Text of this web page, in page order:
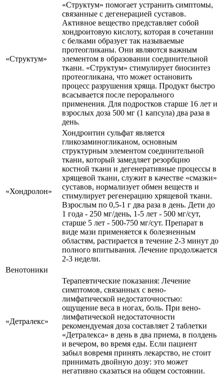
«Структум»
«Структум» помогает устранить симптомы,
связанные с дегенерацией суставов.
Активное вещество представляет собой
хондроитовую кислоту, которая в сочетании
с белками образует так называемые
протеогликаны. Они являются важным
элементом в образовании соединительной
ткани. «Структум» стимулирует биосинтез
протеогликана, что может остановить
процесс разрушения хряща. Продукт быстро
всасывается после перорального
применения. Для подростков старше 16 лет и
взрослых доза 500 мг (1 капсула) два раза в
день.
«Хондролон»
Хондроитин сульфат является
гликозаминогликаном, основным
структурным элементом соединительной
ткани, который замедляет резорбцию
костной ткани и дегенеративные процессы в
хрящевой ткани, служит в качестве «смазки»
суставов, нормализует обмен веществ и
стимулирует регенерацию хрящевой ткани.
Взрослым по 0,5-1 г два раза в день. Дети до
1 года - 250 мг/день, 1-5 лет - 500 мг/сут,
старше 5 лет - 500-750 мг/сут. Препарат в
виде мази применяется к болезненным
областям, растирается в течение 2-3 минут до
полного впитывания. Лечение продолжается
2-3 недели.
Венотоники
«Детралекс»
Терапевтические показания: Лечение
симптомов, связанных с вено-
лимфатической недостаточностью:
ощущение веса в ногах, боль. При вено-
лимфатической недостаточности
рекомендуемая доза составляет 2 таблетки
«Детралекса» в день в два приема, в полдень
и вечером, во время еды. Если пациент
забыл вовремя принять лекарство, не стоит
принимать двойную дозу: это может
негативно сказаться на общем состоянии.